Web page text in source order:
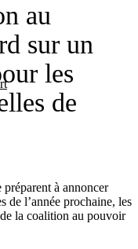
au
sur un
les
de
à annoncer
de l’année prochaine, les
la coalition au pouvoir